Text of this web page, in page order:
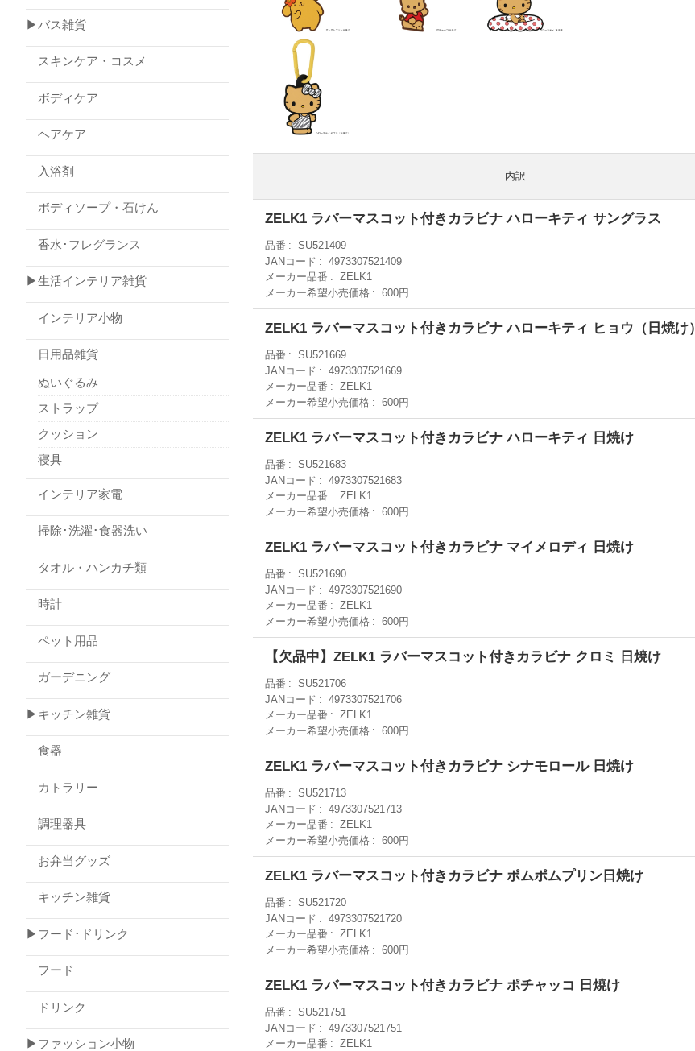
内訳
ZELK1 ラバーマスコット付きカラビナ ハローキティ サングラス
品番
SU521409
JANコード
4973307521409
メーカー品番
ZELK1
メーカー希望小売価格
600円
ZELK1 ラバーマスコット付きカラビナ ハローキティ ヒョウ（日焼け）
品番
SU521669
JANコード
4973307521669
メーカー品番
ZELK1
メーカー希望小売価格
600円
ZELK1 ラバーマスコット付きカラビナ ハローキティ 日焼け
品番
SU521683
JANコード
4973307521683
メーカー品番
ZELK1
メーカー希望小売価格
600円
ZELK1 ラバーマスコット付きカラビナ マイメロディ 日焼け
品番
SU521690
JANコード
4973307521690
メーカー品番
ZELK1
メーカー希望小売価格
600円
【欠品中】ZELK1 ラバーマスコット付きカラビナ クロミ 日焼け
品番
SU521706
JANコード
4973307521706
メーカー品番
ZELK1
メーカー希望小売価格
600円
ZELK1 ラバーマスコット付きカラビナ シナモロール 日焼け
品番
SU521713
JANコード
4973307521713
メーカー品番
ZELK1
メーカー希望小売価格
600円
ZELK1 ラバーマスコット付きカラビナ ポムポムプリン日焼け
品番
SU521720
JANコード
4973307521720
メーカー品番
ZELK1
メーカー希望小売価格
600円
ZELK1 ラバーマスコット付きカラビナ ポチャッコ 日焼け
品番
SU521751
JANコード
4973307521751
メーカー品番
ZELK1
▶バス雑貨
スキンケア・コスメ
ボディケア
ヘアケア
入浴剤
ボディソープ・石けん
香水･フレグランス
▶生活インテリア雑貨
インテリア小物
日用品雑貨
ぬいぐるみ
ストラップ
クッション
寝具
インテリア家電
掃除･洗濯･食器洗い
タオル・ハンカチ類
時計
ペット用品
ガーデニング
▶キッチン雑貨
食器
カトラリー
調理器具
お弁当グッズ
キッチン雑貨
▶フード･ドリンク
フード
ドリンク
▶ファッション小物